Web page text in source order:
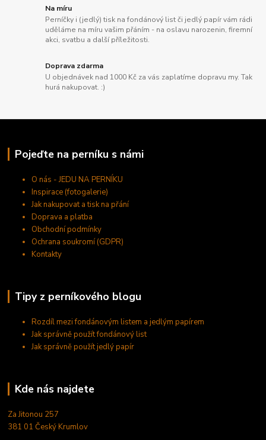
Na míru
Perníčky i (jedlý) tisk na fondánový list či jedlý papír vám rádi
uděláme na míru vašim přáním - na oslavu narozenin, firemní
akci, svatbu a další příležitosti.
Doprava zdarma
U objednávek nad 1000 Kč za vás zaplatíme dopravu my. Tak
hurá nakupovat. :)
Pojeďte na perníku s námi
O nás - JEDU NA PERNÍKU
Inspirace (fotogalerie)
Jak nakupovat a tisk na přání
Doprava a platba
Obchodní podmínky
Ochrana soukromí (GDPR)
Kontakty
Tipy z perníkového blogu
Rozdíl mezi fondánovým listem a jedlým papírem
Jak správně použít fondánový list
Jak správně použít jedlý papír
Kde nás najdete
Za Jitonou 257
381 01 Český Krumlov